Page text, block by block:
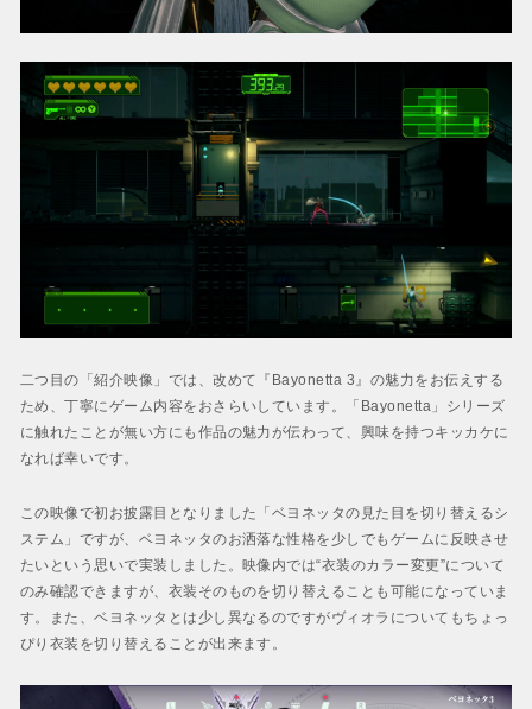
二つ目の「紹介映像」では、改めて『Bayonetta 3』の魅力をお伝えする
ため、丁寧にゲーム内容をおさらいしています。「Bayonetta」シリーズ
に触れたことが無い方にも作品の魅力が伝わって、興味を持つキッカケに
なれば幸いです。
この映像で初お披露目となりました「ベヨネッタの見た目を切り替えるシ
ステム」ですが、ベヨネッタのお洒落な性格を少しでもゲームに反映させ
たいという思いで実装しました。映像内では“衣装のカラー変更”について
のみ確認できますが、衣装そのものを切り替えることも可能になっていま
す。また、ベヨネッタとは少し異なるのですがヴィオラについてもちょっ
ぴり衣装を切り替えることが出来ます。